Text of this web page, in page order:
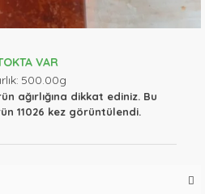
VAR
500.00g
ağırlığına dikkat ediniz. Bu
11026 kez görüntülendi.